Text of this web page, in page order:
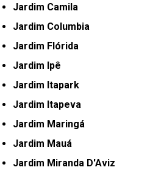
Jardim Camila
Jardim Columbia
Jardim Flórida
Jardim Ipê
Jardim Itapark
Jardim Itapeva
Jardim Maringá
Jardim Mauá
Jardim Miranda D'Aviz